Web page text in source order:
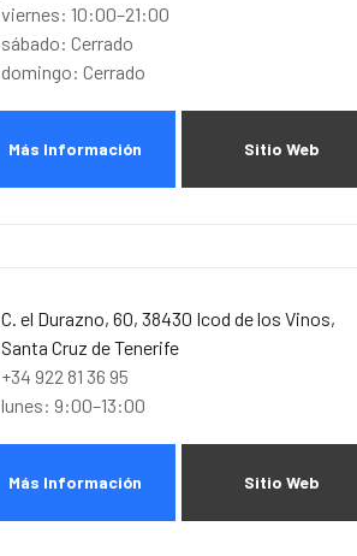
viernes: 10:00–21:00
sábado: Cerrado
domingo: Cerrado
Más Información Sitio Web
C. el Durazno, 60, 38430 Icod de los Vinos,
Santa Cruz de Tenerife
+34 922 81 36 95
lunes: 9:00–13:00
Más Información Sitio Web